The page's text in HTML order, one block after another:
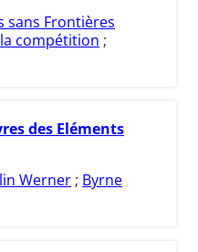
sans Frontières
compétition ;
des Eléments
Werner ; Byrne